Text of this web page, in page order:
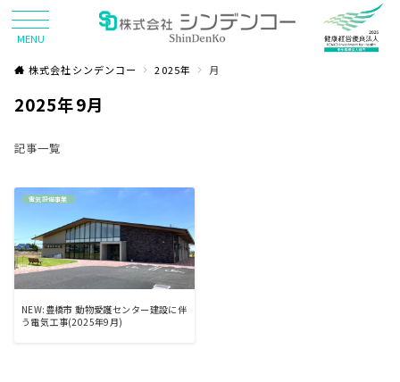
MENU
株式会社シンデンコー 2025年 月
2025年9月
記事一覧
電気設備事業
NEW:豊橋市 動物愛護センター建設に伴
う電気工事(2025年9月)